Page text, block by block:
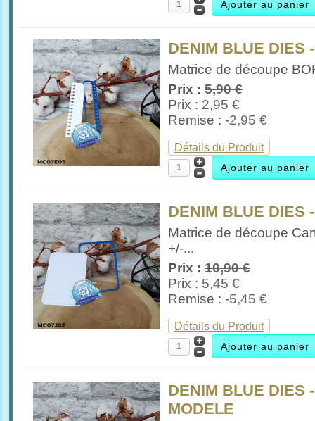
DENIM BLUE DIES
Matrice de découpe
Prix :5,90 €
Prix : 2,95 €
Remise :-2,95 €
Détails du Produit
DENIM BLUE DIES
Matrice de découpe
+/-...
Prix :10,90 €
Prix : 5,45 €
Remise :-5,45 €
Détails du Produit
DENIM BLUE DIES
MODELE